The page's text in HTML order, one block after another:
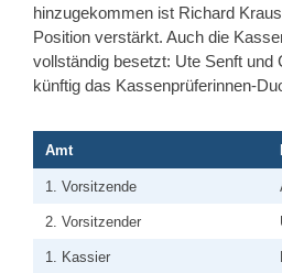
hinzugekommen ist Richard
Position verstärkt. Auch die
vollständig besetzt: Ute Senft und
künftig das Kassenprüferinnen-
Amt
1. Vorsitzende
2. Vorsitzender
1. Kassier